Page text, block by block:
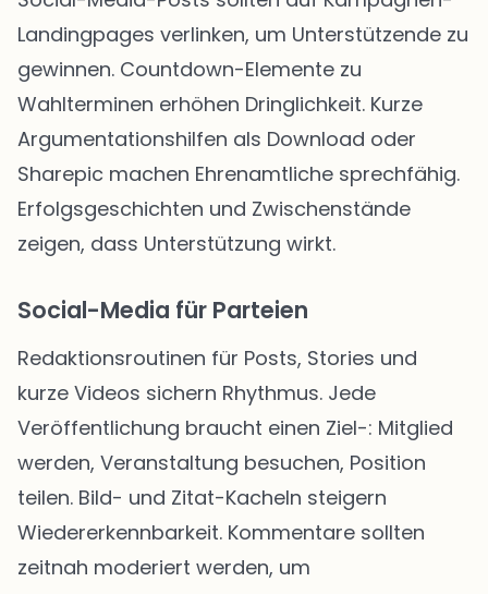
Landingpages verlinken, um Unterstützende zu
gewinnen. Countdown-Elemente zu
Wahlterminen erhöhen Dringlichkeit. Kurze
Argumentationshilfen als Download oder
Sharepic machen Ehrenamtliche sprechfähig.
Erfolgsgeschichten und Zwischenstände
zeigen, dass Unterstützung wirkt.
Social-Media für Parteien
Redaktionsroutinen für Posts, Stories und
kurze Videos sichern Rhythmus. Jede
Veröffentlichung braucht einen Ziel-: Mitglied
werden, Veranstaltung besuchen, Position
teilen. Bild- und Zitat-Kacheln steigern
Wiedererkennbarkeit. Kommentare sollten
zeitnah moderiert werden, um